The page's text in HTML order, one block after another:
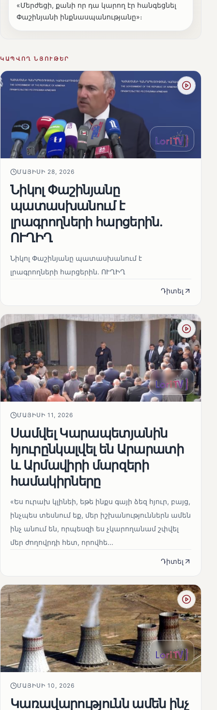
«Մերժեցի, քանի որ դա կարող էր հանգեցնել
Փաշինյանի ինքնասպանությանը»։
ԿԱՊՎՈՂ ՆՅՈՒԹԵՐ
ՄԱՅԻՍԻ 28, 2026
Նիկոլ Փաշինյանը
պատասխանում է
լրագրողների հարցերին․
ՈՒՂԻՂ
Նիկոլ Փաշինյանը պատասխանում է
լրագրողների հարցերին․ ՈՒՂԻՂ
Դիտել
ՄԱՅԻՍԻ 11, 2026
Սամվել Կարապետյանին
հյուրընկալվել են Արարատի
և Արմավիրի մարզերի
համակիրները
«Ես ուրախ կլինեի, եթե ինքս գայի ձեզ հյուր, բայց,
ինչպես տեսնում եք, մեր իշխանություններն ամեն
ինչ անում են, որպեսզի ես չկարողանամ շփվել
մեր ժողովրդի հետ, որովհե...
Դիտել
ՄԱՅԻՍԻ 10, 2026
Կառավարությունն ամեն ինչ